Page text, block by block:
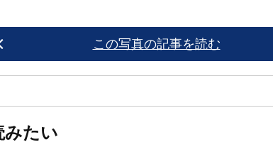
この写真の記事を読む
みたい